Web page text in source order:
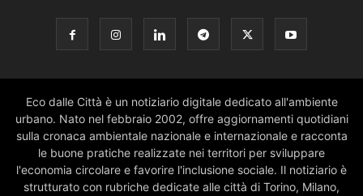
Eco dalle Città è un notiziario digitale dedicato all'ambiente
urbano. Nato nel febbraio 2002, offre aggiornamenti quotidiani
sulla cronaca ambientale nazionale e internazionale e racconta
le buone pratiche realizzate nei territori per sviluppare
l'economia circolare e favorire l'inclusione sociale. Il notiziario è
strutturato con rubriche dedicate alle città di Torino, Milano,